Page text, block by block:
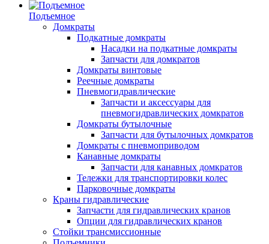
Подъемное
Домкраты
Подкатные домкраты
Насадки на подкатные домкраты
Запчасти для домкратов
Домкраты винтовые
Реечные домкраты
Пневмогидравлические
Запчасти и аксессуары для
пневмогидравлических домкратов
Домкраты бутылочные
Запчасти для бутылочных домкратов
Домкраты с пневмоприводом
Канавные домкраты
Запчасти для канавных домкратов
Тележки для транспортировки колес
Парковочные домкраты
Краны гидравлические
Запчасти для гидравлических кранов
Опции для гидравлических кранов
Стойки трансмиссионные